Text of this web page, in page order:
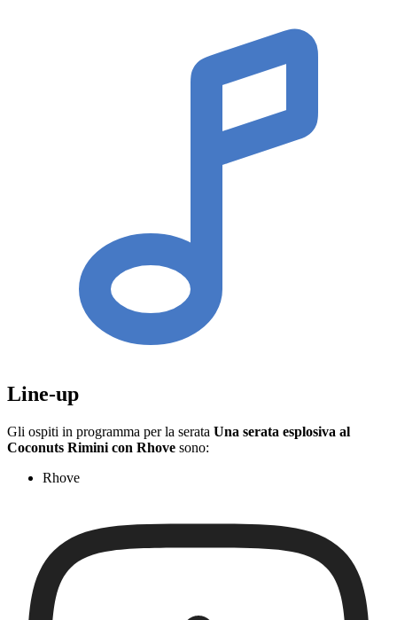
Line-up
Gli ospiti in programma per la serata Una serata esplosiva al
Coconuts Rimini con Rhove sono:
Rhove